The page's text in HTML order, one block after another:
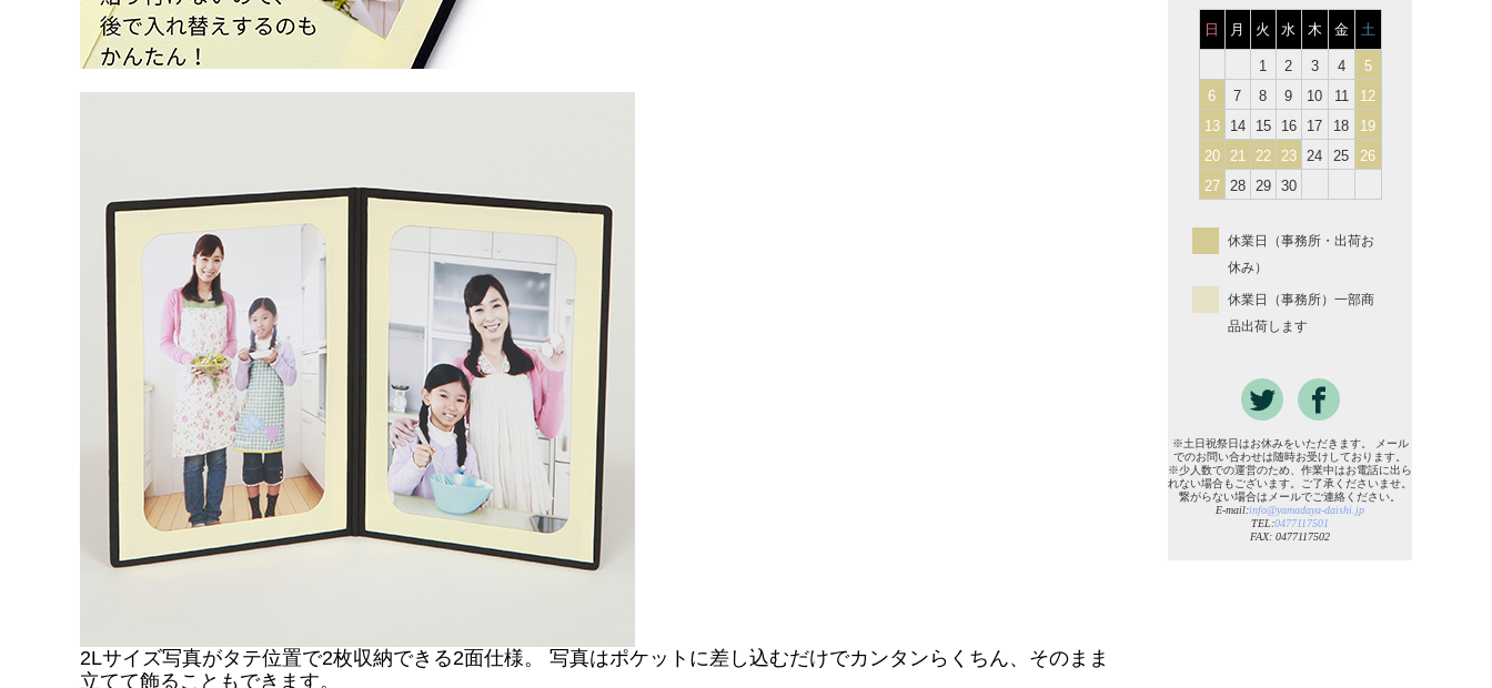
2Lサイズ写真がタテ位置で2枚収納できる2面仕様。 写真はポケットに差し込むだけでカンタンらくちん、そのまま
立てて飾ることもできます。
日 月 火 水 木 金 土
1 2 3 4
5
6
7 8 9 10 11
12
13
14 15 16 17 18
19
20
21 22 23 24 25
26
27
28 29 30
休業日（事務所・出荷お
休み）
休業日（事務所）一部商
品出荷します
※土日祝祭日はお休みをいただきます。 メール
でのお問い合わせは随時お受けしております。
※少人数での運営のため、作業中はお電話に出ら
れない場合もございます。ご了承くださいませ。
繋がらない場合はメールでご連絡ください。
E-mail:info@yamadaya-daishi.jp
TEL:0477117501
FAX: 0477117502